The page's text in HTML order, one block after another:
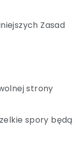
Zasad
strony
spory będą